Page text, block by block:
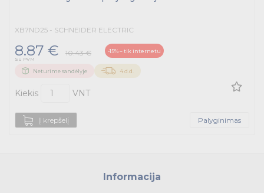
XB7ND25 - SCHNEIDER ELECTRIC
8.87 € 10.43 € -15% – tik internetu
Su PVM
Neturime sandėlyje 4 d.d.
Kiekis VNT
Į krepšelį Palyginimas
Informacija